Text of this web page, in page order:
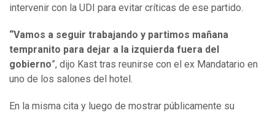
intervenir con la UDI para evitar críticas de ese partido.
“Vamos a seguir trabajando y partimos mañana
tempranito para dejar a la izquierda fuera del
gobierno”, dijo Kast tras reunirse con el ex Mandatario en
uno de los salones del hotel.
En la misma cita y luego de mostrar públicamente su